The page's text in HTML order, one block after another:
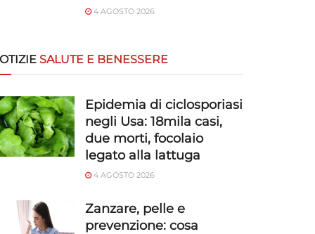
4 AGOSTO 2026
SALUTE E BENESSERE
Epidemia di ciclosporiasi
negli Usa: 18mila casi,
due morti, focolaio
legato alla lattuga
4 AGOSTO 2026
Zanzare, pelle e
prevenzione: cosa